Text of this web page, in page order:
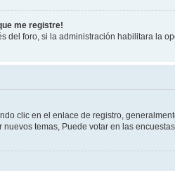
me registre!
foro, si la administración habilitara la
clic en el enlace de registro,
temas, Puede votar en las